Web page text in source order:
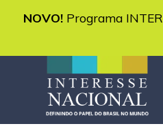
NOVO! Programa